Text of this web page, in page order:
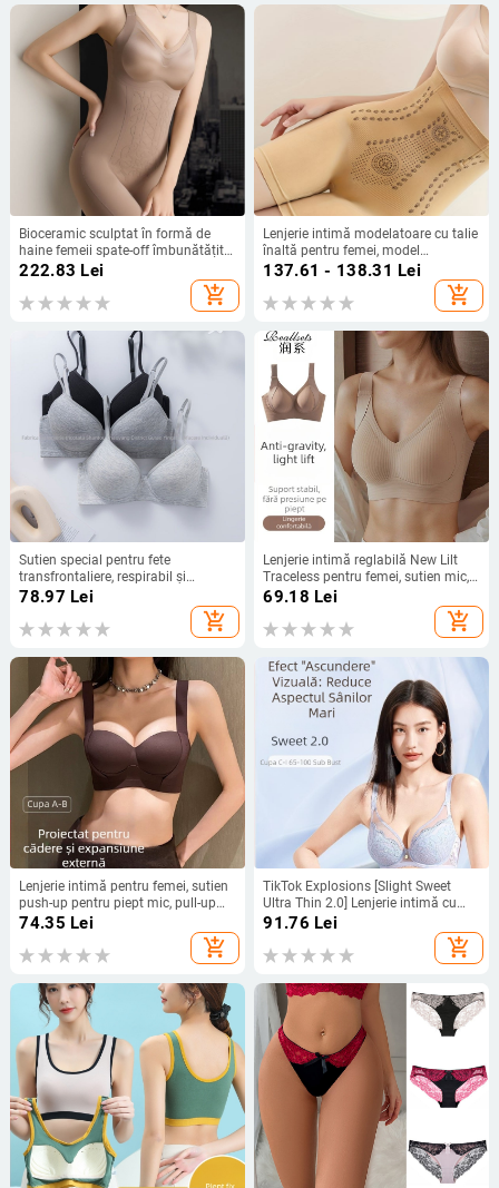
Bioceramic sculptat în formă de
haine femeii spate-off îmbunătățit
în formă de toamnă și iarnă
traceless no-wear sutien vestă
termică
222.83 Lei
add_shopping_cart
Lenjerie intimă modelatoare cu talie
înaltă pentru femei, model
geometric european și american,
Dropshipping transfrontalier
137.61 - 138.31 Lei
add_shopping_cart
Sutien special pentru fete
transfrontaliere, respirabil și
confortabil, lenjerie intimă din
bumbac neted, cu inel de oțel
strâns, anti-lăsare
78.97 Lei
add_shopping_cart
Lenjerie intimă reglabilă New Lilt
Traceless pentru femei, sutien mic,
fără inele, plus size, sutien pentru
69.18 Lei
add_shopping_cart
Lenjerie intimă pentru femei, sutien
push-up pentru piept mic, pull-up
mare, anti-lăsare, sâni prăbușiți,
reglabil, inel non-oțel, non-marking
74.35 Lei
add_shopping_cart
TikTok Explosions [Slight Sweet
Ultra Thin 2.0] Lenjerie intimă cu
cupe întregi, piept mare, sutien mic,
91.76 Lei
add_shopping_cart